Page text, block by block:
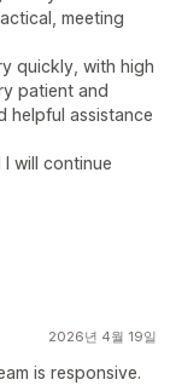
meeting
quickly, with high
patient and
helpful assistance
will continue
2026년 4월 19일
is responsive.